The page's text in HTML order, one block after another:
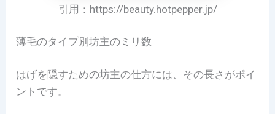
引用：https://beauty.hotpepper.jp/
薄毛のタイプ別坊主のミリ数
はげを隠すための坊主の仕方には、その長さがポイ
ントです。